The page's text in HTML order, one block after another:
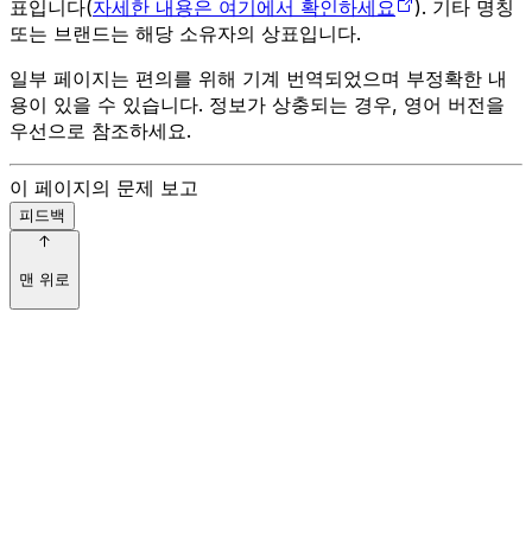
표입니다(자세한 내용은 여기에서 확인하세요
). 기타 명칭
또는 브랜드는 해당 소유자의 상표입니다.
일부 페이지는 편의를 위해 기계 번역되었으며 부정확한 내
용이 있을 수 있습니다. 정보가 상충되는 경우, 영어 버전을
우선으로 참조하세요.
이 페이지의 문제 보고
피드백
맨 위로